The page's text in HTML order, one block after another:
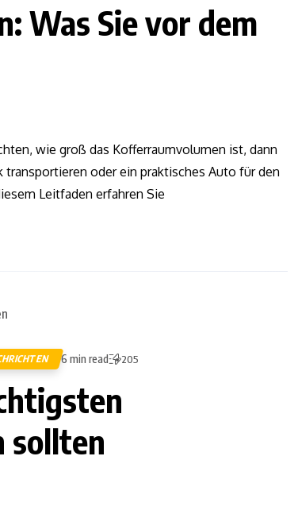
Was Sie vor dem
wie groß das Kofferraumvolumen ist, dann
transportieren oder ein praktisches Auto für den
Leitfaden erfahren Sie
6 min read 205
sollten